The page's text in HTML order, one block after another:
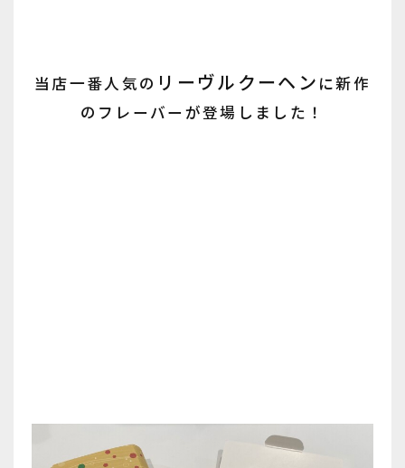
当店一番人気の リーヴルクーヘン に新作
のフレーバーが登場しました！